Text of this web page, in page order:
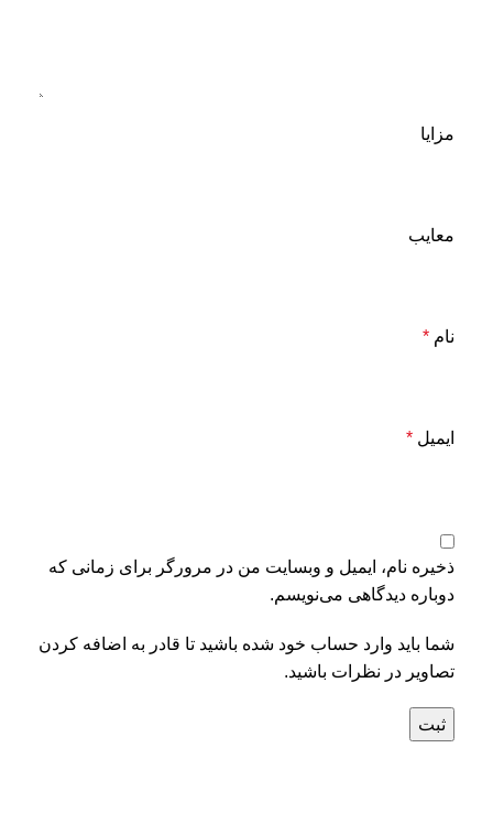
مزایا
معایب
نام *
ایمیل *
ذخیره نام، ایمیل و وبسایت من در مرورگر برای زمانی که
دوباره دیدگاهی می‌نویسم.
شما باید وارد حساب خود شده باشید تا قادر به اضافه کردن
تصاویر در نظرات باشید.